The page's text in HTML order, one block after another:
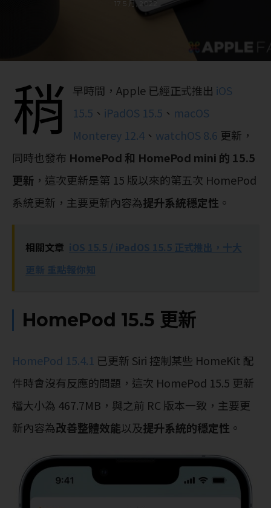
17 5 月, 2022
稍 早時間，Apple 已經正式推出 iOS
15.5 、 iPadOS 15.5 、 macOS
Monterey 12.4 、 watchOS 8.6 更新，
同時也發布 HomePod 和 HomePod mini 的 15.5
更新 ，這次更新是第 15 版以來的第五次 ‌HomePod‌
系統更新，主要更新內容為提升系統穩定性 。
相關文章 iOS 15.5 / iPadOS 15.5 正式推出，十大
更新 重點報你知
HomePod 15.5 更新
HomePod‌ 15.4.1 已更新 Siri 控制某些 HomeKit 配
件時會沒有反應的問題，這次 HomePod‌ 15.5 更新
檔大小為 467.7MB，與之前 RC 版本一致，主要更
新內容為改善整體效能以及提升系統的穩定性 。